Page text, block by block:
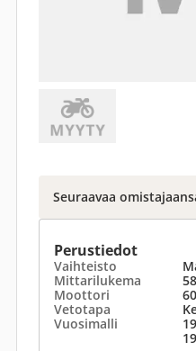
Seuraavaa
Perustiedot
Vaihteisto
Mittarilukema
Moottori
Vetotapa
Vuosimalli